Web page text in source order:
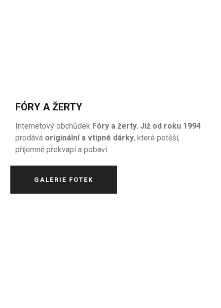
FÓRY A ŽERTY
Internetový obchůdek Fóry a žerty. Již od roku 1994
prodává originální a vtipné dárky, které potěší,
příjemně překvapí a pobaví.
GALERIE FOTEK